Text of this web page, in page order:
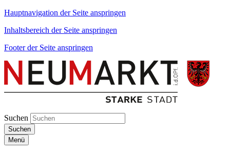
Hauptnavigation der Seite anspringen
Inhaltsbereich der Seite anspringen
Footer der Seite anspringen
Suchen
Suchen
Menü